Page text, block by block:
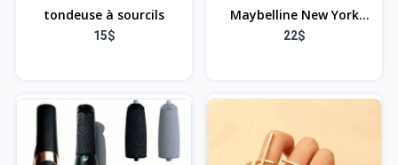
tondeuse à sourcils
15$
Maybelline New York
Rouge à Lèvres Color
22$